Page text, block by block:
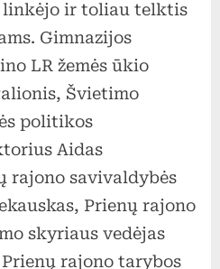
ir toliau telktis
Gimnazijos
LR žemės ūkio
Švietimo
politikos
Aidas
rajono savivaldybės
Prienų rajono
skyriaus vedėjas
rajono tarybos